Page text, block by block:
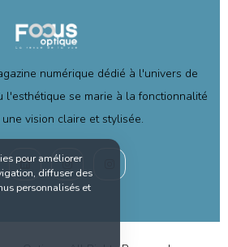
numérique dédié à l'univers de
l'esthétique se marie à la fonctionnalité
vision claire et stylisée.
pour améliorer
diffuser des
personnalisés et